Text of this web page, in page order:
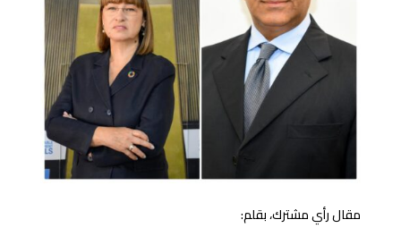
مقال رأي مشترك، بقلم: